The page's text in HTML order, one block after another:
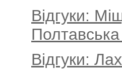
Відгуки:
Відгуки: